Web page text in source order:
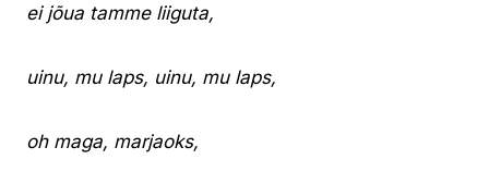
ei jõua tamme liiguta,
uinu, mu laps, uinu, mu laps,
oh maga, marjaoks,